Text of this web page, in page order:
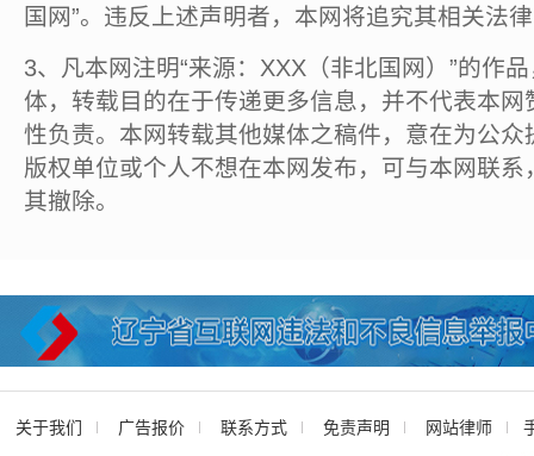
国网”。违反上述声明者，本网将追究其相关法
3、凡本网注明“来源：XXX（非北国网）”的作
体，转载目的在于传递更多信息，并不代表本
性负责。本网转载其他媒体之稿件，意在为公
版权单位或个人不想在本网发布，可与本网联
其撤除。
关于我们 广告报价 联系方式 免责声明 网站律师